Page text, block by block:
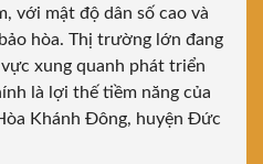
với mật độ dân số cao và
hòa. Thị trường lớn đang
xung quanh phát triển
là lợi thế tiềm năng của
Khánh Đông, huyện Đức